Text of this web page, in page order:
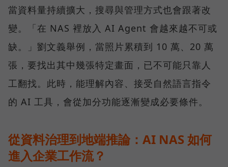
當資料量持續擴大，搜尋與管理方式也會跟著改
變。「在 NAS 裡放入 AI Agent 會越來越不可或
缺。」劉文義舉例，當照片累積到 10 萬、20 萬
張，要找出其中幾張特定畫面，已不可能只靠人
工翻找。此時，能理解內容、接受自然語言指令
的 AI 工具，會從加分功能逐漸變成必要條件。
從資料治理到地端推論：AI NAS 如何
進入企業工作流？